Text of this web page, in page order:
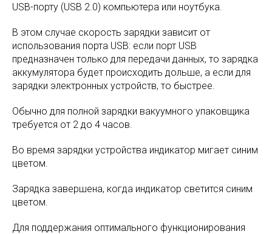
USB-порту (USB 2.0) компьютера или ноутбука.
В этом случае скорость зарядки зависит от
использования порта USB: если порт USB
предназначен только для передачи данных, то зарядка
аккумулятора будет происходить дольше, а если для
зарядки электронных устройств, то быстрее.
Обычно для полной зарядки вакуумного упаковщика
требуется от 2 до 4 часов.
Во время зарядки устройства индикатор мигает синим
цветом.
Зарядка завершена, когда индикатор светится синим
цветом.
Для поддержания оптимального функционирования